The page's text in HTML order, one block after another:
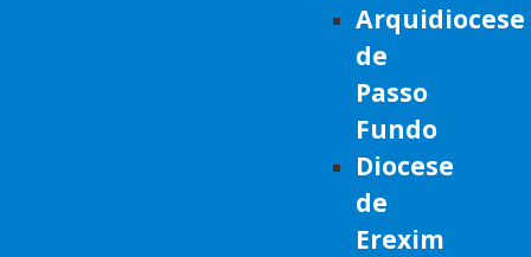
Arquidiocese
de
Passo
Fundo
Diocese
de
Erexim